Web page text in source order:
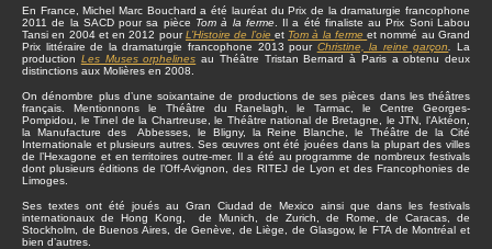
En France, Michel Marc Bouchard a été lauréat du Prix de la dramaturgie francophone
2011 de la SACD pour sa pièce Tom à la ferme. Il a été finaliste au Prix Soni Labou
Tansi en 2004 et en 2012 pourL’Histoire de l’oie et Tom à la ferme et nommé au Grand
Prix littéraire de la dramaturgie francophone 2013 pour Christine, la reine garçon .La
production Les Muses orphelines au Théâtre Tristan Bernard à Paris a obtenu deux
distinctions aux Molières en 2008.
On dénombre plus d’une soixantaine de productions de ses pièces dans les théâtres
français. Mentionnons le Théâtre du Ranelagh, le Tarmac, le Centre Georges-
Pompidou, le Tinel de la Chartreuse, le Théâtre national de Bretagne, le JTN, l’Aktéon,
la Manufacture des Abbesses, le Bligny, la Reine Blanche, le Théâtre de la Cité
Internationale et plusieurs autres. Ses œuvres ont été jouées dans la plupart des villes
de l’Hexagone et en territoires outre-mer. Il a été au programme de nombreux festivals
dont plusieurs éditions de l’Off-Avignon, des RITEJ de Lyon et des Francophonies de
Limoges.
Ses textes ont été joués au Gran Ciudad de Mexico ainsi que dans les festivals
internationaux de Hong Kong, de Munich, de Zurich, de Rome, de Caracas, de
Stockholm, de Buenos Aires, de Genève, de Liège, de Glasgow, le FTA de Montréal et
bien d’autres.